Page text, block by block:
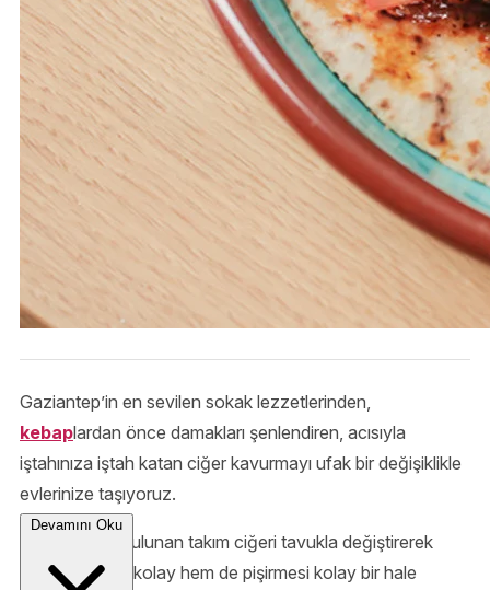
Gaziantep’in en sevilen sokak lezzetlerinden,
kebaplardan önce damakları şenlendiren, acısıyla
iştahınıza iştah katan ciğer kavurmayı ufak bir değişiklikle
evlerinize taşıyoruz.
Temel tarifte bulunan takım ciğeri tavukla değiştirerek
hem işlenmesi kolay hem de pişirmesi kolay bir hale
Devamını Oku